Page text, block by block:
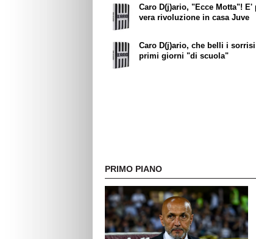
Caro D(j)ario, "Ecce Motta"! E'
vera rivoluzione in casa Juve
Caro D(j)ario, che belli i
primi giorni "di scuola"
PRIMO PIANO